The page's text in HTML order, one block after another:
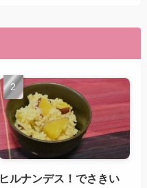
ヒルナンデス！でさきい